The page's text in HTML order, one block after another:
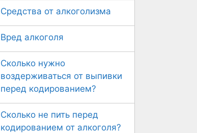
Средства от алкоголизма
Вред алкоголя
Сколько нужно
воздерживаться от выпивки
перед кодированием?
Сколько не пить перед
кодированием от алкоголя?